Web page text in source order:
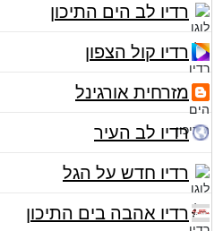
רדיו לב הים התיכון
רדיו קול הצפון
מזרחית אורגינל
רדיו לב העיר
רדיו חדש על הגל
רדיו אהבה בים התיכון